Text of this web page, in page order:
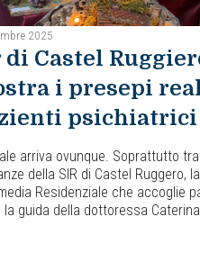
2025
di Castel
i presepi
psichiatrici
arriva ovunque. Soprattutto
della SIR di Castel Ruggero,
Residenziale che accoglie
guida della dottoressa Caterina